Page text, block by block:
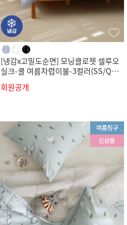
[냉감x고밀도순면] 모닝클로젯 셀루오
실크-쿨 여름차렵이불-3컬러(SS/Q/
K)
회원공개